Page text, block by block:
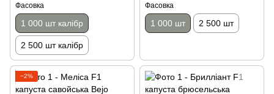
Фасовка
1 000 шт калібр
2 500 шт калібр
Фасовка
1 000 шт 2 500 шт
−2%